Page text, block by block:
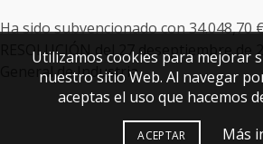
Ha sido subvencionado con 34.048,70
RESOLUCIÓN del 27 deseptiembre de
General de Industria.
Utilizamos cookies para mejorar
nuestro sitio Web. Al navegar
aceptas el uso que hacemos
ACEPTAR Más